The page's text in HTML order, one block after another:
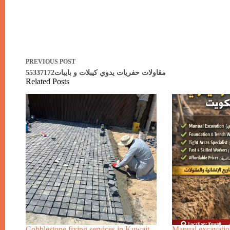
PREVIOUS POST
مقاولات حفريات يدوي كيبلات و بايبات55337172
Related Posts